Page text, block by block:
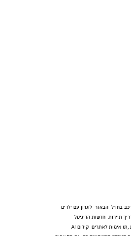
בחו"ל הבאזר לונדון עם ילדים
תיירות חדשות הדיגיטל
,תו אימות לאתרים קידום AI